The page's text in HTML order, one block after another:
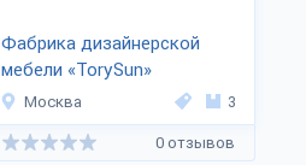
Фабрика дизайнерской
мебели «TorySun»
Москва 3
0 отзывов